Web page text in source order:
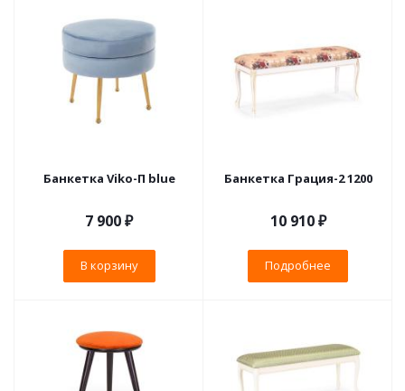
Банкетка Viko-П blue
7 900₽
В корзину
Банкетка Грация-2 1200
10 910 ₽
Подробнее